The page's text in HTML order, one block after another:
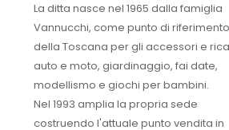
La ditta nasce nel 1965 dalla famiglia
Vannucchi, come punto di riferimento
della Toscana per gli accessori e
auto e moto, giardinaggio, fai date,
modellismo e giochi per bambini.
Nel 1993 amplia la propria sede
costruendo l'attuale punto vendita in